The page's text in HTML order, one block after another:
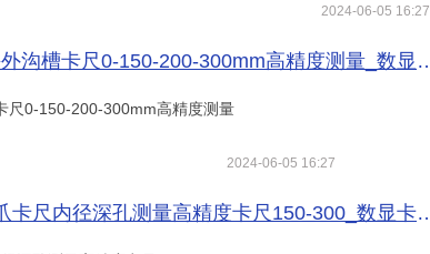
2024-06-05 16:27
0-150-200-300mm高精度测量_数显卡尺_卡尺_量具/量仪_供应_数控刀具网
尺0-150-200-300mm高精度测量
2024-06-05 16:27
测量高精度卡尺150-300_数显卡尺_卡尺_量具/量仪_供应_数控刀具网